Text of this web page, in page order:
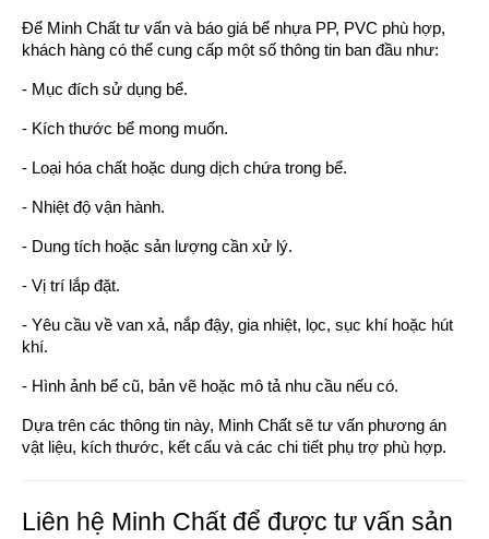
Để Minh Chất tư vấn và báo giá bể nhựa PP, PVC phù hợp,
khách hàng có thể cung cấp một số thông tin ban đầu như:
- Mục đích sử dụng bể.
- Kích thước bể mong muốn.
- Loại hóa chất hoặc dung dịch chứa trong bể.
- Nhiệt độ vận hành.
- Dung tích hoặc sản lượng cần xử lý.
- Vị trí lắp đặt.
- Yêu cầu về van xả, nắp đậy, gia nhiệt, lọc, sục khí hoặc hút
khí.
- Hình ảnh bể cũ, bản vẽ hoặc mô tả nhu cầu nếu có.
Dựa trên các thông tin này, Minh Chất sẽ tư vấn phương án
vật liệu, kích thước, kết cấu và các chi tiết phụ trợ phù hợp.
Liên hệ Minh Chất để được tư vấn sản